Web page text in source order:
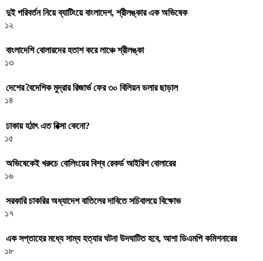
দুই পরিবর্তন নিয়ে ব্যাটিংয়ে বাংলাদেশ, শ্রীলঙ্কার এক অভিষেক
১২
বাংলাদেশি বোলারদের হতাশ করে লাঞ্চে শ্রীলঙ্কা
১৩
দেশের বৈদেশিক মুদ্রার রিজার্ভ ফের ৩০ বিলিয়ন ডলার ছাড়াল
১৪
ঢাকায় হঠাৎ এত রিক্সা কেনো?
১৫
অভিষেকেই খরুচে বোলিংয়ের বিশ্ব রেকর্ড আইরিশ বোলারের
১৬
সরকারি চাকরির অধ্যাদেশ বাতিলের দাবিতে সচিবালয়ে বিক্ষোভ
১৭
এক সপ্তাহের মধ্যে সাম্য হত্যার ঘটনা উদঘাটিত হবে, আশা ডিএমপি কমিশনারের
১৮